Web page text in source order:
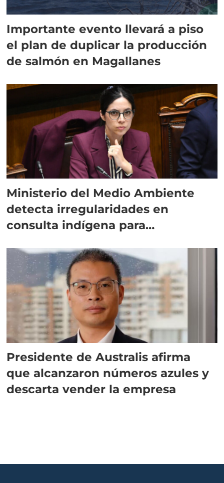
Importante evento llevará a piso
el plan de duplicar la producción
de salmón en Magallanes
Ministerio del Medio Ambiente
detecta irregularidades en
consulta indígena para
Presidente de Australis afirma
que alcanzaron números azules y
descarta vender la empresa